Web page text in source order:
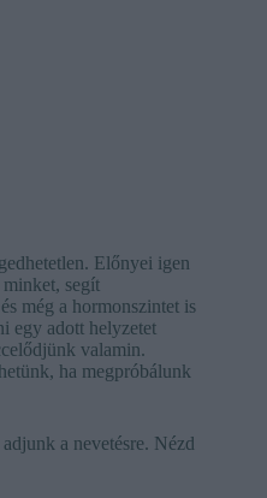
Előnyei igen
segít
még a hormonszintet is
egy adott helyzetet
valamin.
ha megpróbálunk
a nevetésre. Nézd